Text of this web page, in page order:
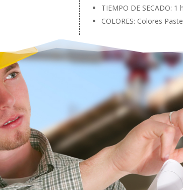
TIEMPO DE SECADO: 1
COLORES: Colores